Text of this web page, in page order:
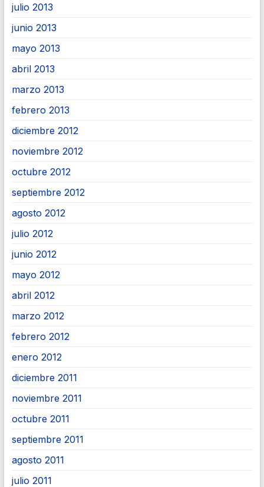
julio 2013
junio 2013
mayo 2013
abril 2013
marzo 2013
febrero 2013
diciembre 2012
noviembre 2012
octubre 2012
septiembre 2012
agosto 2012
julio 2012
junio 2012
mayo 2012
abril 2012
marzo 2012
febrero 2012
enero 2012
diciembre 2011
noviembre 2011
octubre 2011
septiembre 2011
agosto 2011
julio 2011